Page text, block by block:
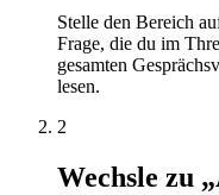
Stelle den Bereich
Frage, die du im
gesamten
lesen.
2
Wechsle zu